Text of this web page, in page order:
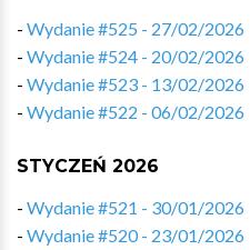
- Wydanie #525 - 27/02/2026
- Wydanie #524 - 20/02/2026
- Wydanie #523 - 13/02/2026
- Wydanie #522 - 06/02/2026
STYCZEŃ 2026
- Wydanie #521 - 30/01/2026
- Wydanie #520 - 23/01/2026